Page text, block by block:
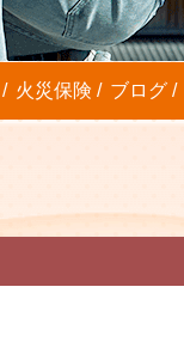
火災保険 ブログ